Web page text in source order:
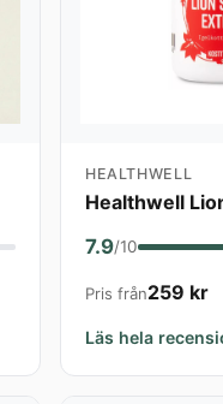
HEALTHWELL
Healthwell
7.9/10
Pris från259 kr
Läs hela